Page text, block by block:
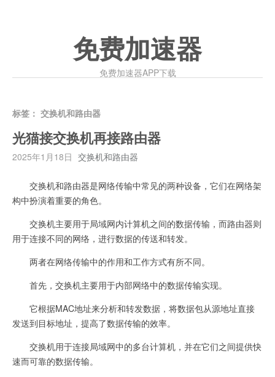
免费加速器
免费加速器APP下载
标签： 交换机和路由器
光猫接交换机再接路由器
2025年1月18日 交换机和路由器
交换机和路由器是网络传输中常见的两种设备，它们在网络架
构中扮演着重要的角色。
交换机主要用于局域网内计算机之间的数据传输，而路由器则
用于连接不同的网络，进行数据的传送和转发。
两者在网络传输中的作用和工作方式有所不同。
首先，交换机主要用于内部网络中的数据传输实现。
它根据MAC地址来分析和转发数据，将数据包从源地址直接
发送到目标地址，提高了数据传输的效率。
交换机用于连接局域网中的多台计算机，并在它们之间提供快
速而可靠的数据传输。